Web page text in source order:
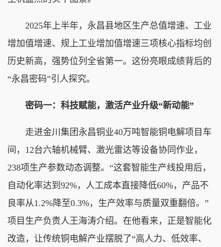
2025年上半年，永昌县地区生产总值增速、工业
增加值增速、规上工业增加值增速三项核心指标均创
历史新高，强势位列全省第一。这份亮眼成绩背后的
“永昌密码”引人探究。
密码一：科技赋能，激活产业升级“新动能”
走进金川集团永昌铜业40万吨智能铜电解项目车
间，12台六轴机械臂、激光雷达等设备协同作业，
238项生产参数动态调整。“这套智能生产线投用后，
自动化率达到92%，人工成本直接降低60%，产品不
良率从1.2%降至0.3%，生产效率与质量双重翻倍。”
项目生产负责人王海涛介绍。在他看来，正是智能化
改造，让传统铜电解产业摆脱了“高人力、低效率、